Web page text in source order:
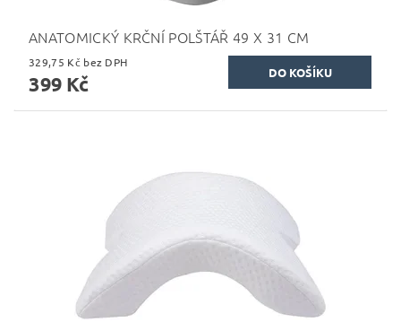
ANATOMICKÝ KRČNÍ POLŠTÁŘ 49 X 31 CM
329,75 Kč bez DPH
399 Kč